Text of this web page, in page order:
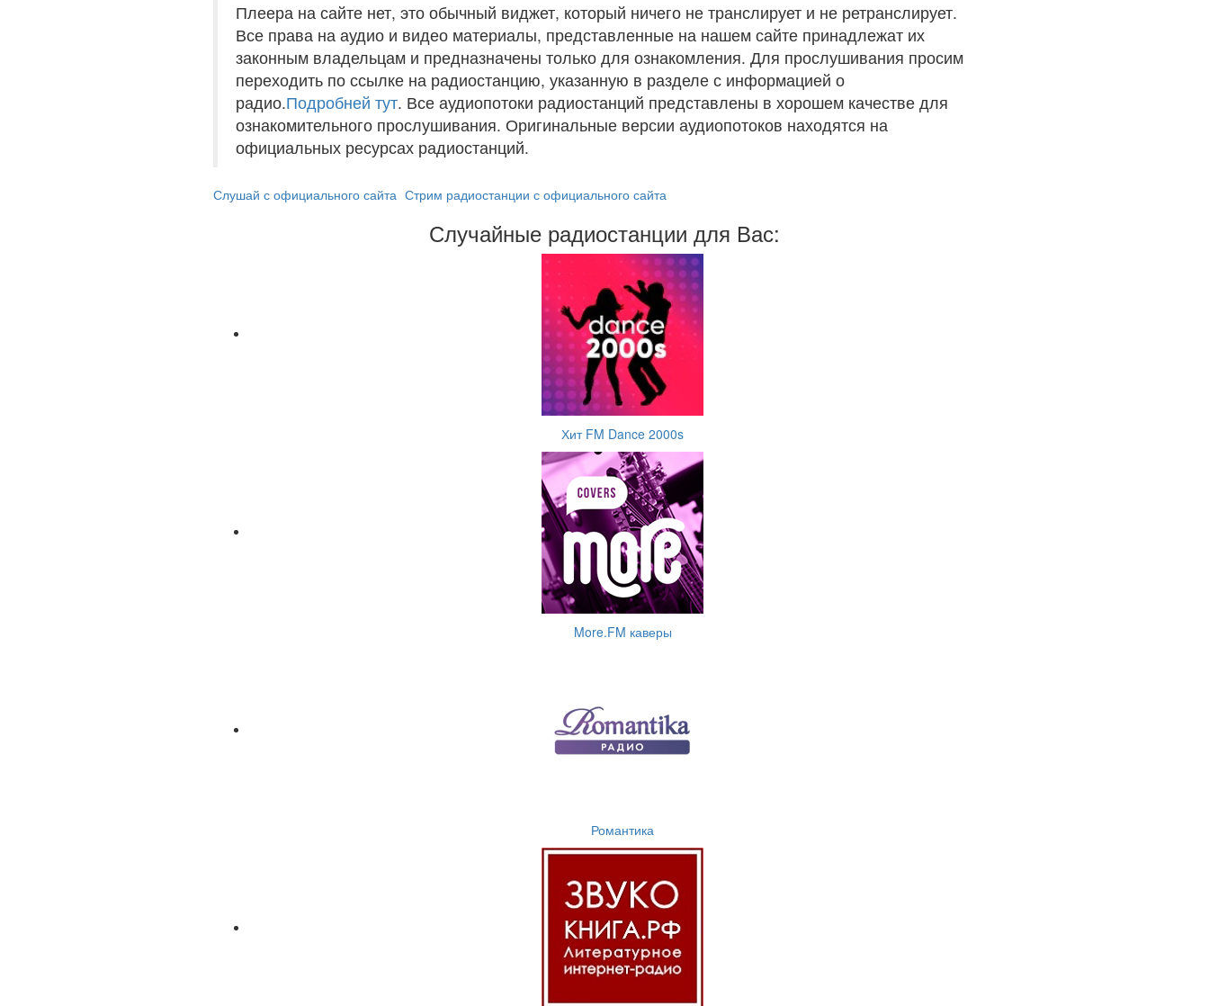
Плеера на сайте нет, это обычный виджет, который ничего не транслирует и не ретранслирует.
Все права на аудио и видео материалы, представленные на нашем сайте принадлежат их
законным владельцам и предназначены только для ознакомления. Для прослушивания просим
переходить по ссылке на радиостанцию, указанную в разделе с информацией о
радио.Подробней тут. Все аудиопотоки радиостанций представлены в хорошем качестве для
ознакомительного прослушивания. Оригинальные версии аудиопотоков находятся на
официальных ресурсах радиостанций.
Слушай с официального сайта Стрим радиостанции с официального сайта
Случайные радиостанции для Вас:
Хит FM Dance 2000s
More.FM каверы
Романтика